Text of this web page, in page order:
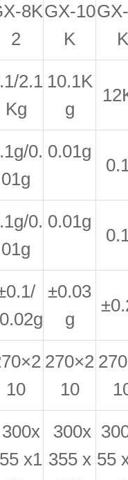
8K
2
GX-10
K
K
2.1
Kg
10.1K
g
0.
01g
0.01g
0.
01g
0.01g
±0.03
g
10
270×2
10
300x
x1
300x
355 x 55